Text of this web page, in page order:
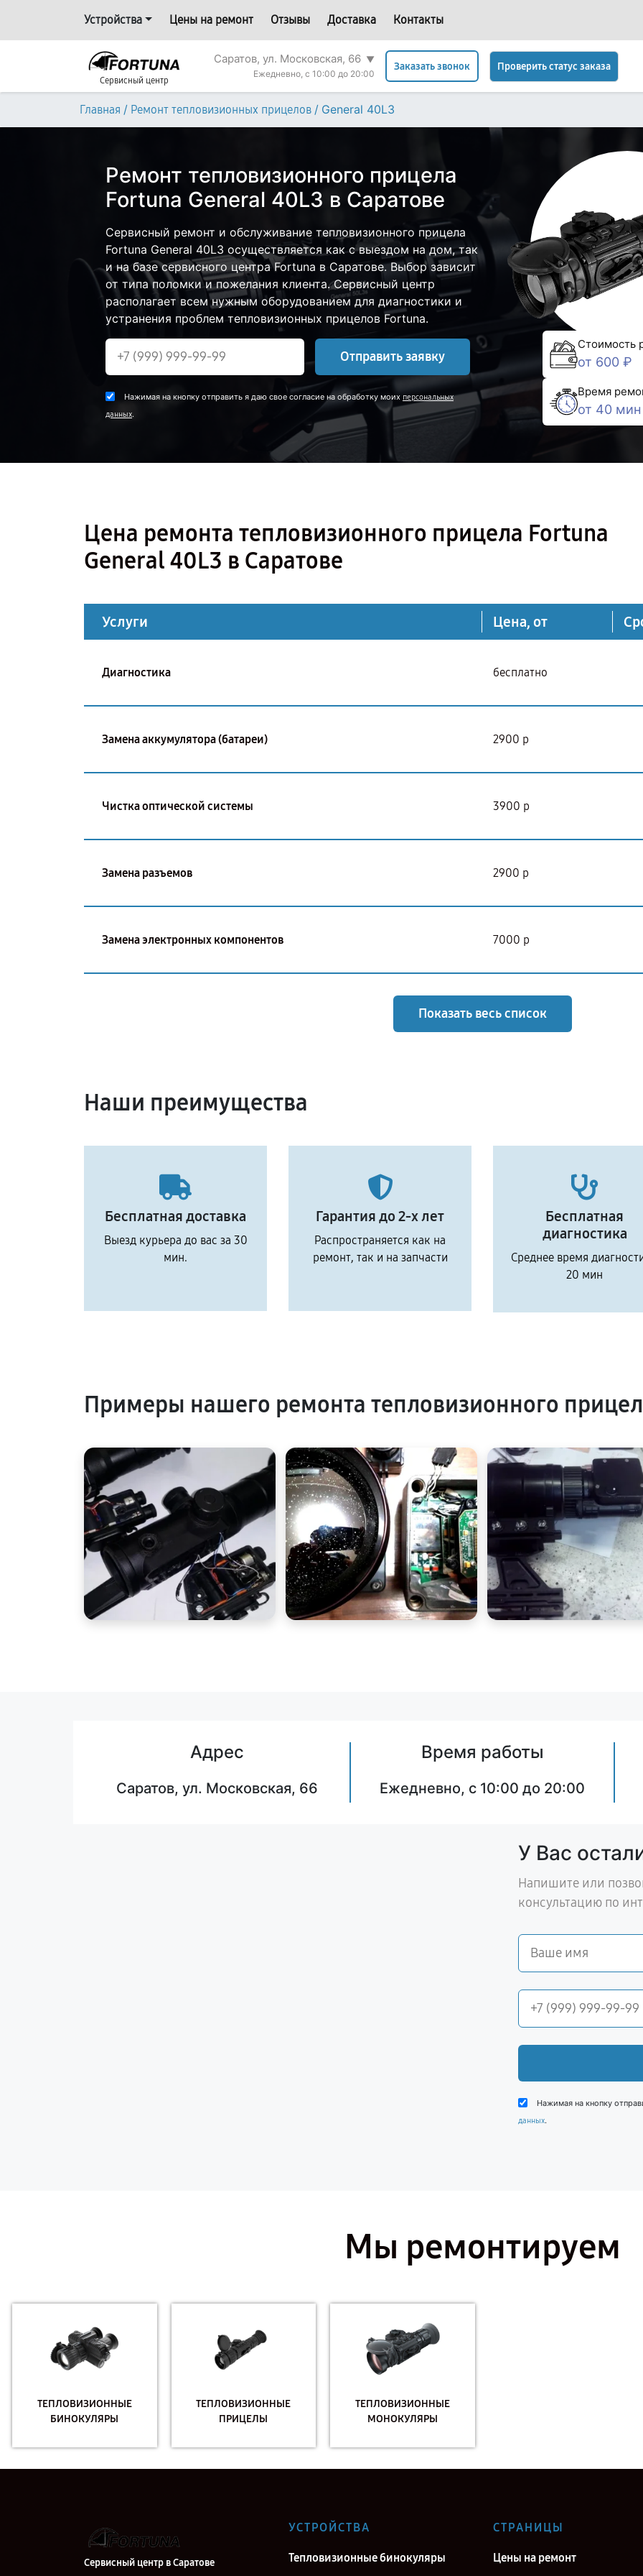
Устройства Цены на ремонт Отзывы Доставка Контакты
Сервисный центр
Саратов, ул. Московская, 66 ▼
Ежедневно, с 10:00 до 20:00
Заказать звонок Проверить статус заказа
Главная / Ремонт тепловизионных прицелов / General 40L3
Ремонт тепловизионного прицела
Fortuna General 40L3 в Саратове
Сервисный ремонт и обслуживание тепловизионного прицела
Fortuna General 40L3 осуществляется как с выездом на дом, так
и на базе сервисного центра Fortuna в Саратове. Выбор зависит
от типа поломки и пожелания клиента. Сервисный центр
располагает всем нужным оборудованием для диагностики и
устранения проблем тепловизионных прицелов Fortuna.
Отправить заявку
Нажимая на кнопку отправить я даю свое согласие на обработку моих персональных
данных.
Стоимость
от 600 ₽
Время
от 40 мин
Цена ремонта тепловизионного прицела Fortuna
General 40L3 в Саратове
Услуги Цена, от
Диагностика бесплатно
Замена аккумулятора (батареи) 2900 р
Чистка оптической системы 3900 р
Замена разъемов 2900 р
Замена электронных компонентов 7000 р
Показать весь список
Наши преимущества
Бесплатная доставка
Выезд курьера до вас за 30
мин.
Гарантия до 2-х лет
Распространяется как на
ремонт, так и на запчасти
Бесплатная
диагностика
Среднее время
20 мин
Примеры нашего ремонта тепловизионного
Адрес
Саратов, ул. Московская, 66
Время работы
Ежедневно, с 10:00 до 20:00
У Вас
Напишите или
консультацию по
Нажимая на кнопку
данных.
Мы ремонтируем
ТЕПЛОВИЗИОННЫЕ
БИНОКУЛЯРЫ
ТЕПЛОВИЗИОННЫЕ
ПРИЦЕЛЫ
ТЕПЛОВИЗИОННЫЕ
МОНОКУЛЯРЫ
Сервисный центр в Саратове
УСТРОЙСТВА
Тепловизионные бинокуляры
СТРАНИЦЫ
Цены на ремонт